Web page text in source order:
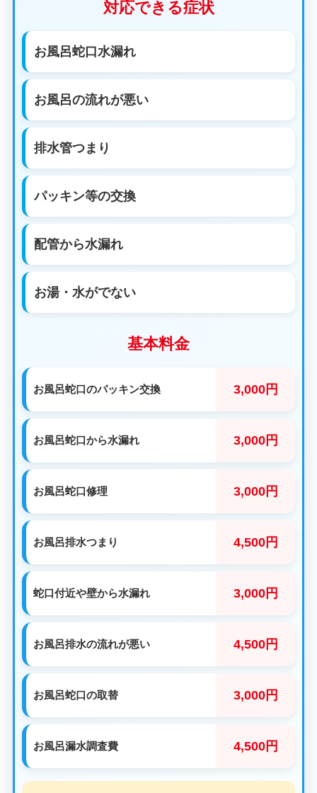
対応できる症状
お風呂蛇口水漏れ
お風呂の流れが悪い
排水管つまり
パッキン等の交換
配管から水漏れ
お湯・水がでない
基本料金
お風呂蛇口のパッキン交換 3,000円
お風呂蛇口から水漏れ 3,000円
お風呂蛇口修理 3,000円
お風呂排水つまり 4,500円
蛇口付近や壁から水漏れ 3,000円
お風呂排水の流れが悪い 4,500円
お風呂蛇口の取替 3,000円
お風呂漏水調査費 4,500円